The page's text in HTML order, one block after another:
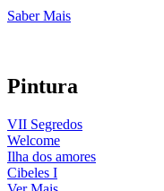
Saber Mais
Pintura
VII Segredos
Welcome
Ilha dos amores
Cibeles I